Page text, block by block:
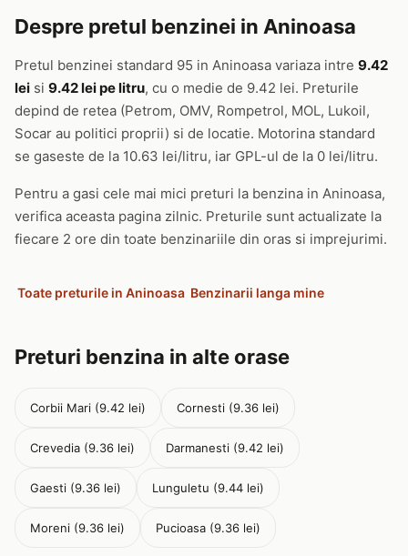
Despre pretul benzinei in Aninoasa
Pretul benzinei standard 95 in Aninoasa variaza intre 9.42
lei si 9.42 lei pe litru, cu o medie de 9.42 lei. Preturile
depind de retea (Petrom, OMV, Rompetrol, MOL, Lukoil,
Socar au politici proprii) si de locatie. Motorina standard
se gaseste de la 10.63 lei/litru, iar GPL-ul de la 0 lei/litru.
Pentru a gasi cele mai mici preturi la benzina in Aninoasa,
verifica aceasta pagina zilnic. Preturile sunt actualizate la
fiecare 2 ore din toate benzinariile din oras si imprejurimi.
Toate preturile in Aninoasa Benzinarii langa mine
Preturi benzina in alte orase
Corbii Mari (9.42 lei) Cornesti (9.36 lei)
Crevedia (9.36 lei) Darmanesti (9.42 lei)
Gaesti (9.36 lei) Lunguletu (9.44 lei)
Moreni (9.36 lei) Pucioasa (9.36 lei)